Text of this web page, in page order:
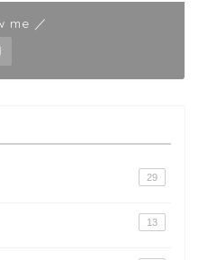
me ／
29
13